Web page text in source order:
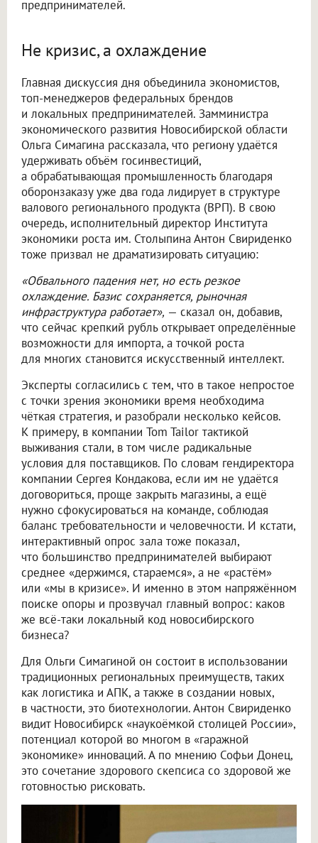
предпринимателей.
Не кризис, а охлаждение
Главная дискуссия дня объединила экономистов,
топ-менеджеров федеральных брендов
и локальных предпринимателей. Замминистра
экономического развития Новосибирской области
Ольга Симагина рассказала, что региону удаётся
удерживать объём госинвестиций,
а обрабатывающая промышленность благодаря
оборонзаказу уже два года лидирует в структуре
валового регионального продукта (ВРП). В свою
очередь, исполнительный директор Института
экономики роста им. Столыпина Антон Свириденко
тоже призвал не драматизировать ситуацию:
«Обвального падения нет, но есть резкое
охлаждение. Базис сохраняется, рыночная
инфраструктура работает», — сказал он, добавив,
что сейчас крепкий рубль открывает определённые
возможности для импорта, а точкой роста
для многих становится искусственный интеллект.
Эксперты согласились с тем, что в такое непростое
с точки зрения экономики время необходима
чёткая стратегия, и разобрали несколько кейсов.
К примеру, в компании Tom Tailor тактикой
выживания стали, в том числе радикальные
условия для поставщиков. По словам гендиректора
компании Сергея Кондакова, если им не удаётся
договориться, проще закрыть магазины, а ещё
нужно сфокусироваться на команде, соблюдая
баланс требовательности и человечности. И кстати,
интерактивный опрос зала тоже показал,
что большинство предпринимателей выбирают
среднее «держимся, стараемся», а не «растём»
или «мы в кризисе». И именно в этом напряжённом
поиске опоры и прозвучал главный вопрос: каков
же всё-таки локальный код новосибирского
бизнеса?
Для Ольги Симагиной он состоит в использовании
традиционных региональных преимуществ, таких
как логистика и АПК, а также в создании новых,
в частности, это биотехнологии. Антон Свириденко
видит Новосибирск «наукоёмкой столицей России»,
потенциал которой во многом в «гаражной
экономике» инноваций. А по мнению Софьи Донец,
это сочетание здорового скепсиса со здоровой же
готовностью рисковать.